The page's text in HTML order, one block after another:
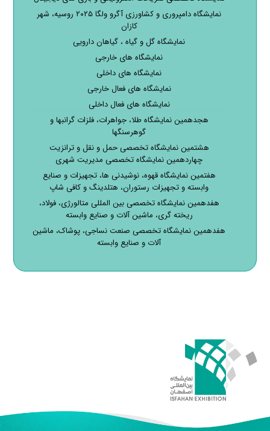
نمایشگاه دامپروری و کشاورزی آگرو ولگا ۲۰۲۵ روسیه، شهر
کازان
نمایشگاه گل و گیاه ، گیاهان دارویی
نمایشگاه های خارجی
نمایشگاه های داخلی
نمایشگاه های فعال خارجی
نمایشگاه های فعال داخلی
هجدهمین نمایشگاه طلا، جواهرات، فلزات گرانبها و
گوهرسنگها
هشتمین نمایشگاه تخصصی حمل و نقل و ترانزیت
چهاردهمین نمایشگاه تخصصی مدیریت شهری
هفتمین نمایشگاه قهوه، نوشیدنی ها، تجهیزات و صنایع
وابسته و تجهیزات رستوران، هتلدینگ و کافی شاپ
هفدهمین نمایشگاه تخصصی بین المللی متالورژی، فولاد،
ریخته گری، ماشین آلات و صنایع وابسته
هفدهمین نمایشگاه تخصصی صنعت نساجی، پوشاک، ماشین
آلات و صنایع وابسته